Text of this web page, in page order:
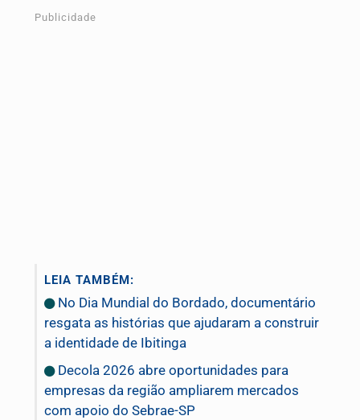
Publicidade
LEIA TAMBÉM:
No Dia Mundial do Bordado, documentário
resgata as histórias que ajudaram a construir
a identidade de Ibitinga
Decola 2026 abre oportunidades para
empresas da região ampliarem mercados
com apoio do Sebrae-SP